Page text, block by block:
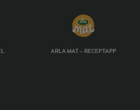
ARLA MAT – RECEPTAPP